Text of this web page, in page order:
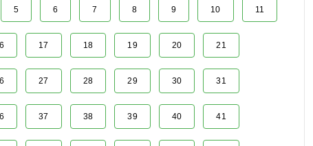
5 6 7 8 9 10 11
17 18 19 20 21
27 28 29 30 31
37 38 39 40 41